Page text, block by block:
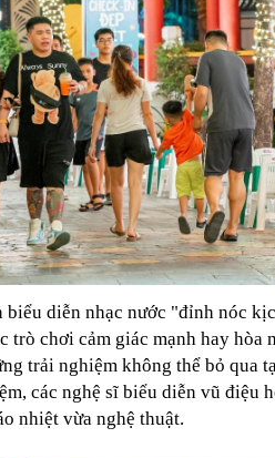
diễn nhạc nước "đỉnh nóc
trò chơi cảm giác mạnh hay hòa
trải nghiệm không thể bỏ qua
các nghệ sĩ biểu diễn vũ điệu
nhiệt vừa nghệ thuật.